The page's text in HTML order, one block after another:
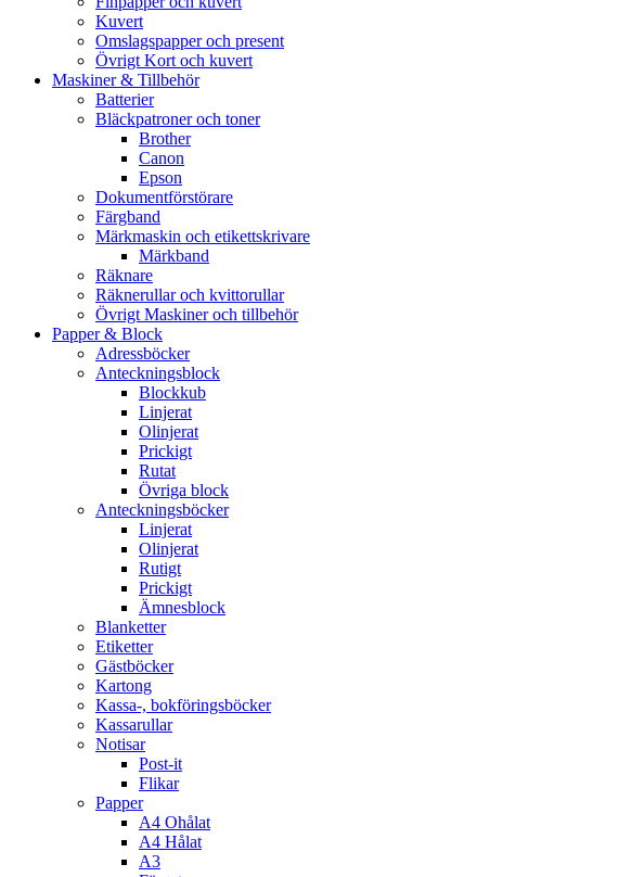
Kuvert
Omslagspapper och present
Övrigt Kort och kuvert
Maskiner & Tillbehör
Batterier
Bläckpatroner och toner
Brother
Canon
Epson
Dokumentförstörare
Färgband
Märkmaskin och etikettskrivare
Märkband
Räknare
Räknerullar och kvittorullar
Övrigt Maskiner och tillbehör
Papper & Block
Adressböcker
Anteckningsblock
Blockkub
Linjerat
Olinjerat
Prickigt
Rutat
Övriga block
Anteckningsböcker
Linjerat
Olinjerat
Rutigt
Prickigt
Ämnesblock
Blanketter
Etiketter
Gästböcker
Kartong
Kassa-, bokföringsböcker
Kassarullar
Notisar
Post-it
Flikar
Papper
A4 Ohålat
A4 Hålat
A3